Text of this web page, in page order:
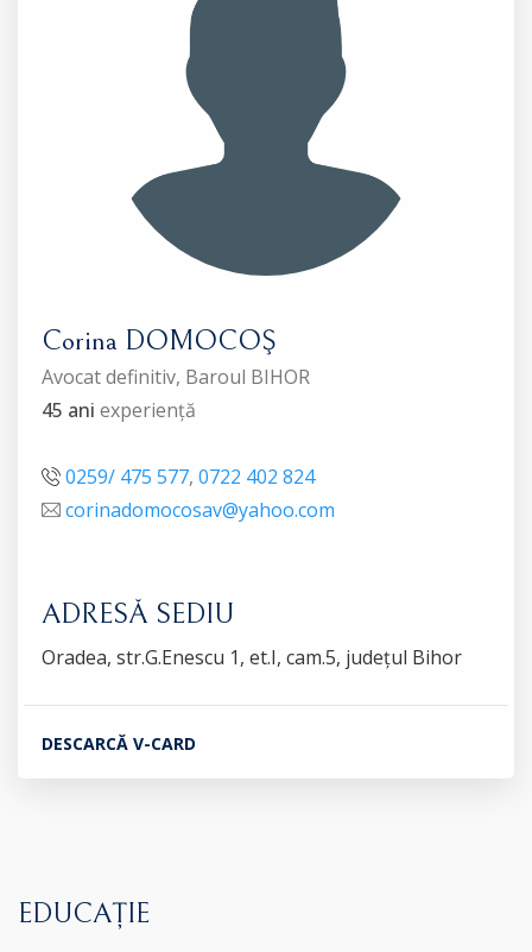
Corina DOMOCOŞ
Avocat definitiv, Baroul BIHOR
45 ani experiență
0259/ 475 577, 0722 402 824
corinadomocosav@yahoo.com
ADRESĂ SEDIU
Oradea, str.G.Enescu 1, et.I, cam.5, județul Bihor
DESCARCĂ V-CARD
EDUCAȚIE